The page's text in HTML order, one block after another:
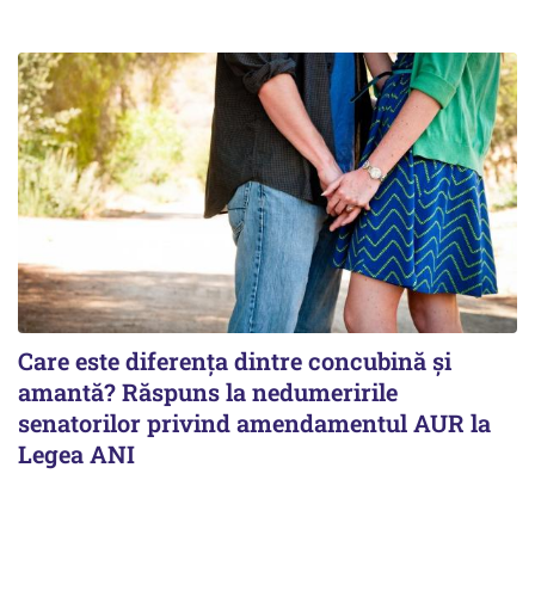
Care este diferența dintre concubină și
amantă? Răspuns la nedumeririle
senatorilor privind amendamentul AUR la
Legea ANI